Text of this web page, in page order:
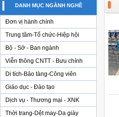
DANH MỤC NGÀNH NGHỀ
Đơn vị hành chính
Trung tâm-Tổ chức-Hiệp hội
Bộ - Sở - Ban ngành
Viễn thông CNTT - Bưu chính
Di tích-Bảo tàng-Công viên
Giáo dục - Đào tạo
Dịch vụ - Thương mại - XNK
Thời trang-Dệt may-Da giày